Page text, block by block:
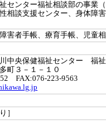
センター福祉相談部の事業
相談支援センター、身体障
害者手帳、療育手帳、児童
中央保健福祉センター 福
町３－１－１０
FAX:076-223-9563
］